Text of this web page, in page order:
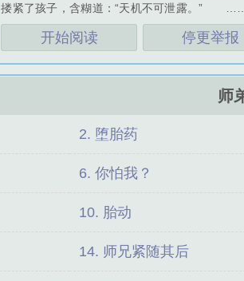
搂紧了孩子，含糊道：“天机不可泄露。”
恙。” 他看着崔玉折，记忆翻涌，想起了月夜
冷如玄冰。 陆江慌忙躲开。 他知道，崔玉
路。 *陆江是师兄，是攻。 崔玉折是师弟，是受
开始阅读 停更举报
师
2. 堕胎药
6. 你怕我？
10. 胎动
14. 师兄紧随其后